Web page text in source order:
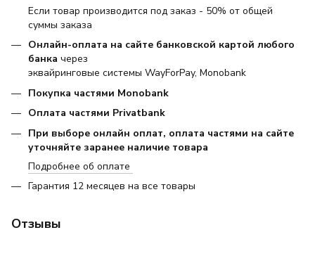
Если товар производится под заказ - 50% от общей
суммы заказа
Онлайн-оплата на сайте банковской картой любого
банка через
эквайринговые системы WayForPay, Monobank
Покупка частями Monobank
Оплата частями Privatbank
При выборе онлайн оплат, оплата частями на сайте
уточняйте заранее наличие товара
Подробнее об оплате
Гарантия 12 месяцев на все товары
Отзывы